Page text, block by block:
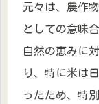
元々は、農作
としての意味
自然の恵みに
り、特に米は
ったため、特